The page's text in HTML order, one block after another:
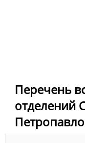
Перечень
отделений